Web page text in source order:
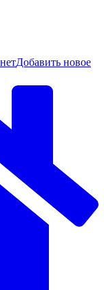
Добавить новое